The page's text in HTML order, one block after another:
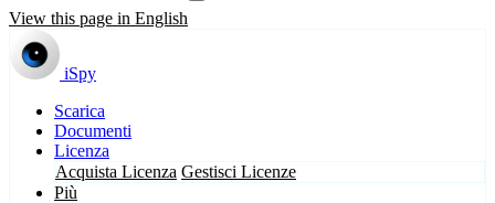
View this page in English
iSpy
Scarica
Documenti
Licenza
Acquista Licenza Gestisci Licenze
Più